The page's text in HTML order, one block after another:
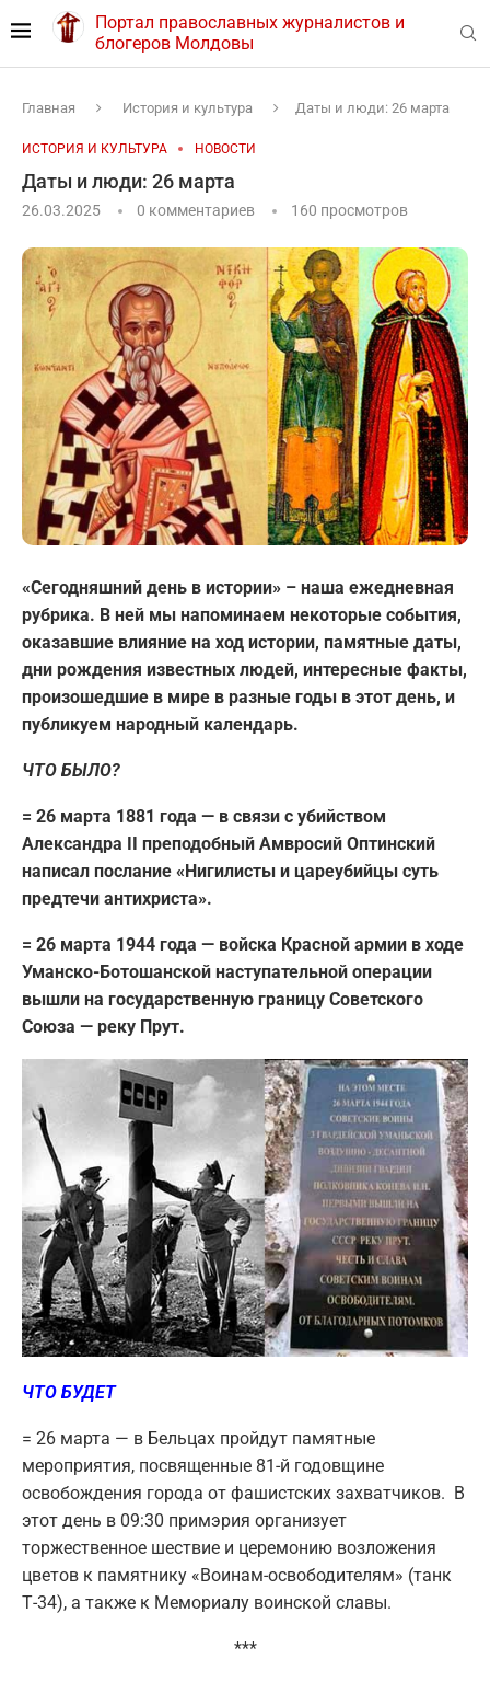
Портал православных журналистов и
блогеров Молдовы
Главная История и культура Даты и люди: 26 марта
ИСТОРИЯ И КУЛЬТУРА НОВОСТИ
Даты и люди: 26 марта
26.03.2025 0 комментариев 160 просмотров
«Сегодняшний день в истории» – наша ежедневная
рубрика. В ней мы напоминаем некоторые события,
оказавшие влияние на ход истории, памятные даты,
дни рождения известных людей, интересные факты,
произошедшие в мире в разные годы в этот день, и
публикуем народный календарь.
ЧТО БЫЛО?
= 26 марта 1881 года — в связи с убийством
Александра II преподобный Амвросий Оптинский
написал послание «Нигилисты и цареубийцы суть
предтечи антихриста».
= 26 марта 1944 года — войска Красной армии в ходе
Уманско-Ботошанской наступательной операции
вышли на государственную границу Советского
Союза — реку Прут.
ЧТО БУДЕТ
= 26 марта — в Бельцах пройдут памятные
мероприятия, посвященные 81-й годовщине
освобождения города от фашистских захватчиков. В
этот день в 09:30 примэрия организует
торжественное шествие и церемонию возложения
цветов к памятнику «Воинам-освободителям» (танк
Т-34), а также к Мемориалу воинской славы.
***